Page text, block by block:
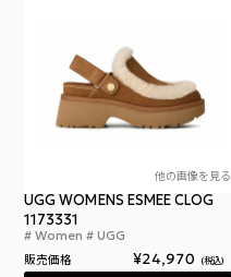
他の画像を見る
UGG WOMENS ESMEE CLOG
1173331
Women UGG
販売価格 ¥24,970 税込